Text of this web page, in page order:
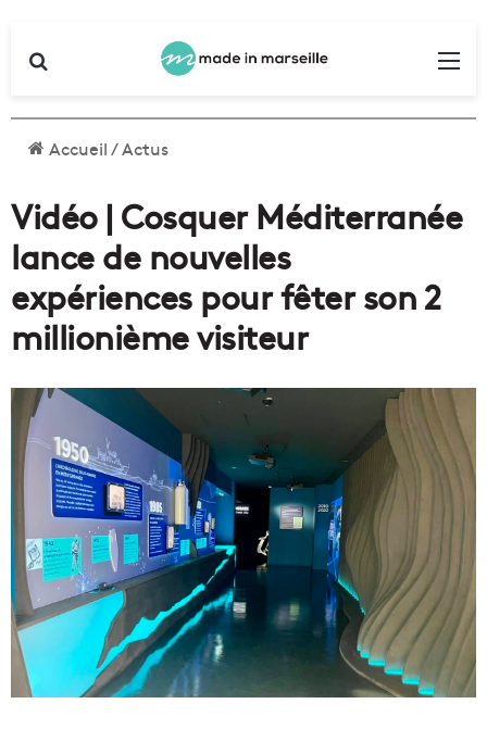
Accueil/Actus
Vidéo | Cosquer Méditerranée
lance de nouvelles
expériences pour fêter son 2
millionième visiteur